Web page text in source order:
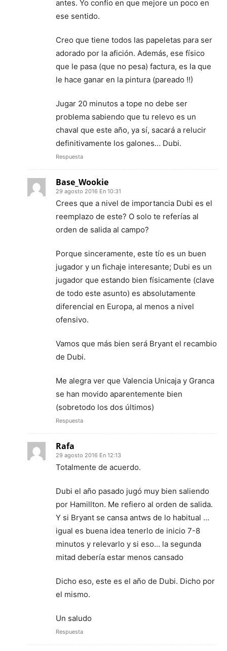
antes. Yo confío en que mejore un poco en
ese sentido.
Creo que tiene todos las papeletas para ser
adorado por la afición. Además, ese físico
que le pasa (que no pesa) factura, es la que
le hace ganar en la pintura (pareado !!)
Jugar 20 minutos a tope no debe ser
problema sabiendo que tu relevo es un
chaval que este año, ya sí, sacará a relucir
definitivamente los galones… Dubi.
Respuesta
Base_Wookie
29 agosto 2016 En 10:31
Crees que a nivel de importancia Dubi es el
reemplazo de este? O solo te referías al
orden de salida al campo?
Porque sinceramente, este tío es un buen
jugador y un fichaje interesante; Dubi es un
jugador que estando bien físicamente (clave
de todo este asunto) es absolutamente
diferencial en Europa, al menos a nivel
ofensivo.
Vamos que más bien será Bryant el recambio
de Dubi.
Me alegra ver que Valencia Unicaja y Granca
se han movido aparentemente bien
(sobretodo los dos últimos)
Respuesta
Rafa
29 agosto 2016 En 12:13
Totalmente de acuerdo.
Dubi el año pasado jugó muy bien saliendo
por Hamillton. Me refiero al orden de salida.
Y si Bryant se cansa antws de lo habitual …
igual es buena idea tenerlo de inicio 7-8
minutos y relevarlo y si eso… la segunda
mitad debería estar menos cansado
Dicho eso, este es el año de Dubi. Dicho por
el mismo.
Un saludo
Respuesta